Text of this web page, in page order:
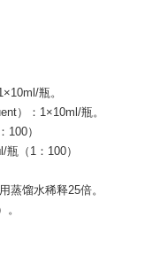
瓶。
）：1×10ml/瓶。
100）
（1：100）
蒸馏水稀释25倍。
。